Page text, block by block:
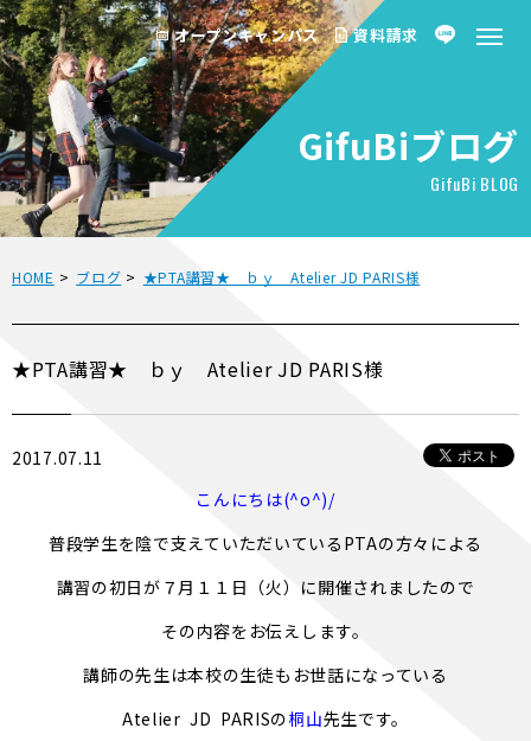
オープンキャンパス 資料請求
GifuBiブログ
GifuBi BLOG
HOME > ブログ > ★PTA講習★ ｂｙ Atelier JD PARIS様
★PTA講習★ ｂｙ Atelier JD PARIS様
2017.07.11
こんにちは(^o^)/
普段学生を陰で支えていただいているPTAの方々による
講習の初日が７月１１日（火）に開催されましたので
その内容をお伝えします。
講師の先生は本校の生徒もお世話になっている
Atelier JD PARISの桐山先生です。